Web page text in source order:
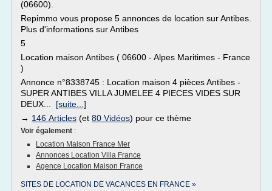
(06600).
Repimmo vous propose 5 annonces de location sur Antibes.
Plus d'informations sur Antibes
5
Location maison Antibes ( 06600 - Alpes Maritimes - France
)
Annonce n°8338745 : Location maison 4 pièces Antibes -
SUPER ANTIBES VILLA JUMELEE 4 PIECES VIDES SUR
DEUX... [suite...]
→ 146 Articles (et 80 Vidéos) pour ce thème
Voir également :
Location Maison France Mer
Annonces Location Villa France
Agence Location Maison France
SITES DE LOCATION DE VACANCES EN FRANCE »